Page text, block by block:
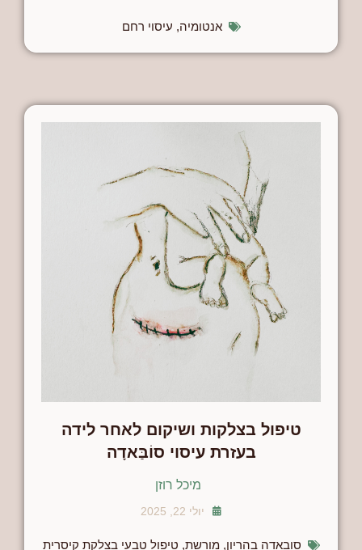
אנטומיה, עיסוי רחם
טיפול בצלקות ושיקום לאחר לידה
בעזרת עיסוי סוֹבַּאדָה
מיכל רוזן
יולי 22, 2025
סובאדה בהריון,מורשת, טיפול טבעי בצלקת קיסרית